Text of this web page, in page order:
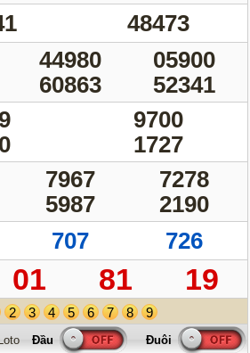
48473
44980
05900
60863 52341
9700
1727
7967
7278
5987 2190
707 726
01 81 19
2 3 4 5 6 7 8 9